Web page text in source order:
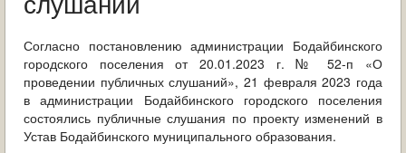
ОБРАЩЕНИЯ ГРАЖДАН
ГРАДОСТРОИТЕЛЬНАЯ ДЕЯТЕЛЬНОСТЬ
Согласно постановлению администрации Бодайбинского
городского поселения от 20.01.2023 г. № 52-п «О
проведении публичных слушаний», 21 февраля 2023 года
в администрации Бодайбинского городского поселения
состоялись публичные слушания по проекту изменений в
Устав Бодайбинского муниципального образования.